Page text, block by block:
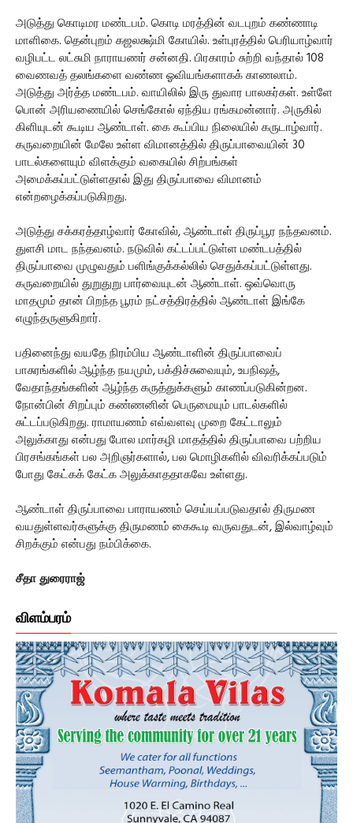
அடுத்து கொடிமர மண்டபம். கொடி மரத்தின் வடபுறம் கண்ணாடி
மாளிகை. தென்புறம் கஜலக்ஷ்மி கோயில். உள்புரத்தில் பெரியாழ்வார்
வழிபட்ட லட்சுமி நாராயணர் சன்னதி. பிரகாரம் சுற்றி வந்தால் 108
வைணவத் தலங்களை வண்ண ஓவியங்களாகக் காணலாம்.
அடுத்து அர்த்த மண்டபம். வாயிலில் இரு துவார பாலகர்கள். உள்ளே
பொன் அரியணையில் செங்கோல் ஏந்திய ரங்கமன்னார். அருகில்
கிளியுடன் கூடிய ஆண்டாள். கை கூப்பிய நிலையில் கருடாழ்வார்.
கருவறையின் மேலே உள்ள விமானத்தில் திருப்பாவையின் 30
பாடல்களையும் விளக்கும் வகையில் சிற்பங்கள்
அமைக்கப்பட்டுள்ளதால் இது திருப்பாவை விமானம்
என்றழைக்கப்படுகிறது.
அடுத்து சக்கரத்தாழ்வார் கோவில், ஆண்டாள் திருப்பூர நந்தவனம்.
துளசி மாட நந்தவனம். நடுவில் கட்டப்பட்டுள்ள மண்டபத்தில்
திருப்பாவை முழுவதும் பளிங்குக்கல்லில் செதுக்கப்பட்டுள்ளது.
கருவறையில் துறுதுறு பார்வையுடன் ஆண்டாள். ஒவ்வொரு
மாதமும் தான் பிறந்த பூரம் நட்சத்திரத்தில் ஆண்டாள் இங்கே
எழுந்தருளுகிறார்.
பதினைந்து வயதே நிரம்பிய ஆண்டாளின் திருப்பாவைப்
பாசுரங்களில் ஆழ்ந்த நயமும், பக்திச்சுவையும், உபநிஷத்,
வேதாந்தங்களின் ஆழ்ந்த கருத்துக்களும் காணப்படுகின்றன.
நோன்பின் சிறப்பும் கண்ணனின் பெருமையும் பாடல்களில்
சுட்டப்படுகிறது. ராமாயணம் எவ்வளவு முறை கேட்டாலும்
அலுக்காது என்பது போல மார்கழி மாதத்தில் திருப்பாவை பற்றிய
பிரசங்கங்கள் பல அறிஞர்களால், பல மொழிகளில் விவரிக்கப்படும்
போது கேட்கக் கேட்க அலுக்காததாகவே உள்ளது.
ஆண்டாள் திருப்பாவை பாராயணம் செய்யப்படுவதால் திருமண
வயதுள்ளவர்களுக்கு திருமணம் கைகூடி வருவதுடன், இல்வாழ்வும்
சிறக்கும் என்பது நம்பிக்கை.
சீதா துரைராஜ்
விளம்பரம்